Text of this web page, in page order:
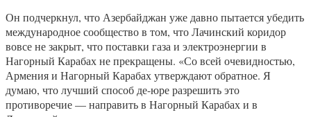
Он подчеркнул, что Азербайджан уже давно пытается убедить
международное сообщество в том, что Лачинский коридор
вовсе не закрыт, что поставки газа и электроэнергии в
Нагорный Карабах не прекращены. «Со всей очевидностью,
Армения и Нагорный Карабах утверждают обратное. Я
думаю, что лучший способ де-юре разрешить это
противоречие — направить в Нагорный Карабах и в